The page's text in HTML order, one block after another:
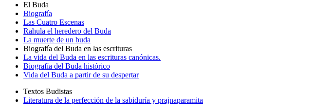
El Buda
Biografía
Las Cuatro Escenas
Rahula el heredero del Buda
La muerte de un buda
Biografía del Buda en las escrituras
La vida del Buda en las escrituras canónicas.
Biografía del Buda histórico
Vida del Buda a partir de su despertar
Textos Budistas
Literatura de la perfección de la sabiduría y prajnaparamita